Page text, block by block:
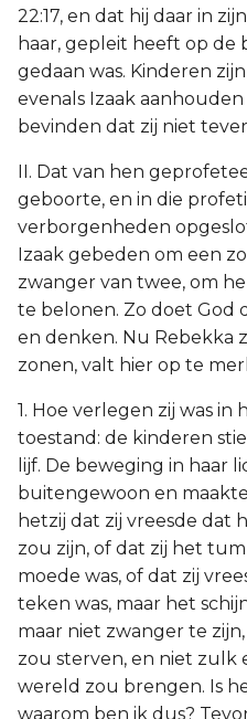
22:17, en dat hij daar in
haar, gepleit heeft op de
gedaan was. Kinderen
evenals Izaak
bevinden dat zij niet
II. Dat van hen
geboorte, en in die
verborgenheden
Izaak gebeden om een
zwanger van twee, om
te belonen. Zo doet God
en denken. Nu Rebekka
zonen, valt hier op te
1. Hoe verlegen zij was in
toestand: de kinderen
lijf. De beweging in haar
buitengewoon en
hetzij dat zij vreesde dat
zou zijn, of dat zij het
moede was, of dat zij
teken was, maar het
maar niet zwanger te
zou sterven, en niet zulk
wereld zou brengen. Is
waarom ben ik dus?